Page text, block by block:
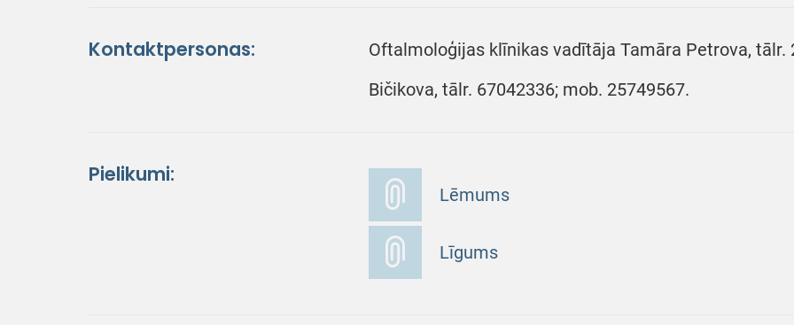
Kontaktpersonas:
Oftalmoloģijas klīnikas vadītāja Tamāra Petrova,
Bičikova, tālr. 67042336; mob. 25749567.
Pielikumi:
Lēmums
Līgums